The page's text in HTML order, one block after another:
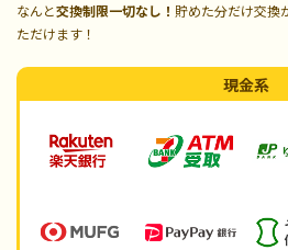
なんと交換制限一切なし！ 貯めた分だけ交換
ただけます！
現金系